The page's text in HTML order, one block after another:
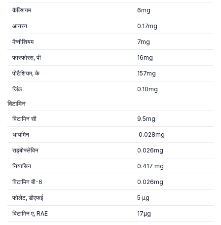
कैल्शियम 6mg
आयरन 0.17mg
मैग्नीशियम 7mg
फास्फोरस, पी 16mg
पोटैशियम, के 157mg
जिंक 0.10mg
विटामिन
विटामिन सी 9.5mg
थायमिन 0.028mg
राइबोफ्लेविन 0.026mg
नियासिन 0.417 mg
विटामिन बी-6 0.026mg
फोलेट, डीएफई 5 µg
विटामिन ए, RAE 17µg